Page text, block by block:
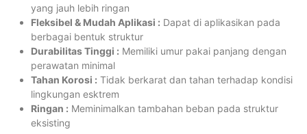
yang jauh lebih ringan
Fleksibel & Mudah Aplikasi : Dapat di aplikasikan pada
berbagai bentuk struktur
Durabilitas Tinggi : Memiliki umur pakai panjang dengan
perawatan minimal
Tahan Korosi : Tidak berkarat dan tahan terhadap kondisi
lingkungan esktrem
Ringan : Meminimalkan tambahan beban pada struktur
eksisting